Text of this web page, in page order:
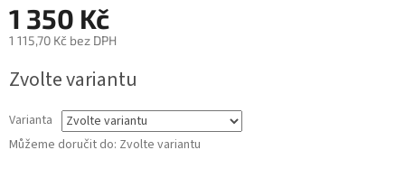
1 350 Kč
1 115,70 Kč bez DPH
cena:
Zvolte variantu
Varianta
Můžeme doručit do: Zvolte variantu